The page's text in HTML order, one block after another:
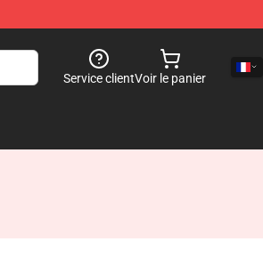
Service clientVoir le panier